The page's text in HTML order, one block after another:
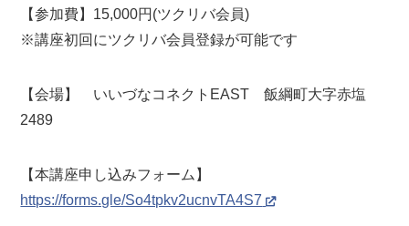
【参加費】15,000円(ツクリバ会員)
※講座初回にツクリバ会員登録が可能です
【会場】 いいづなコネクトEAST 飯綱町大字赤塩
2489
【本講座申し込みフォーム】
https://forms.gle/So4tpkv2ucnvTA4S7